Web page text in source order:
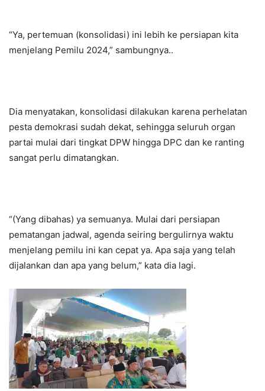
“Ya, pertemuan (konsolidasi) ini lebih ke persiapan kita
menjelang Pemilu 2024,” sambungnya..
Dia menyatakan, konsolidasi dilakukan karena perhelatan
pesta demokrasi sudah dekat, sehingga seluruh organ
partai mulai dari tingkat DPW hingga DPC dan ke ranting
sangat perlu dimatangkan.
“(Yang dibahas) ya semuanya. Mulai dari persiapan
pematangan jadwal, agenda seiring bergulirnya waktu
menjelang pemilu ini kan cepat ya. Apa saja yang telah
dijalankan dan apa yang belum,” kata dia lagi.